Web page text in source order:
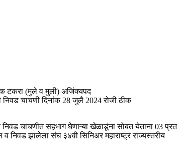
टकरा (मुले व मुली) अजिंक्यपद
चाचणी दिनांक 28 जुलै 2024 रोजी ठीक
चाचणीत सहभाग घेणाऱ्या खेळाडूंना सोबत येताना 03 प्रत
झालेला संघ ३४वी सिनिअर महाराष्ट्र राज्यस्तरीय